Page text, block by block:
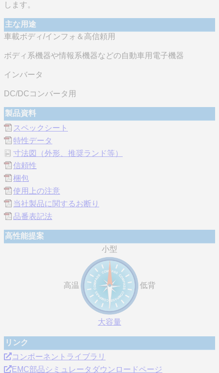
します。
主な用途
車載ボディ/インフォ＆高信頼用
ボディ系機器や情報系機器などの自動車用電子機器
インバータ
DC/DCコンバータ用
製品資料
スペックシート
特性データ
寸法図（外形、推奨ランド等）
信頼性
梱包
使用上の注意
当社製品に関するお断り
品番表記法
高性能提案
小型
高温 低背
大容量
リンク
コンポーネントライブラリ
EMC部品シミュレータダウンロードページ